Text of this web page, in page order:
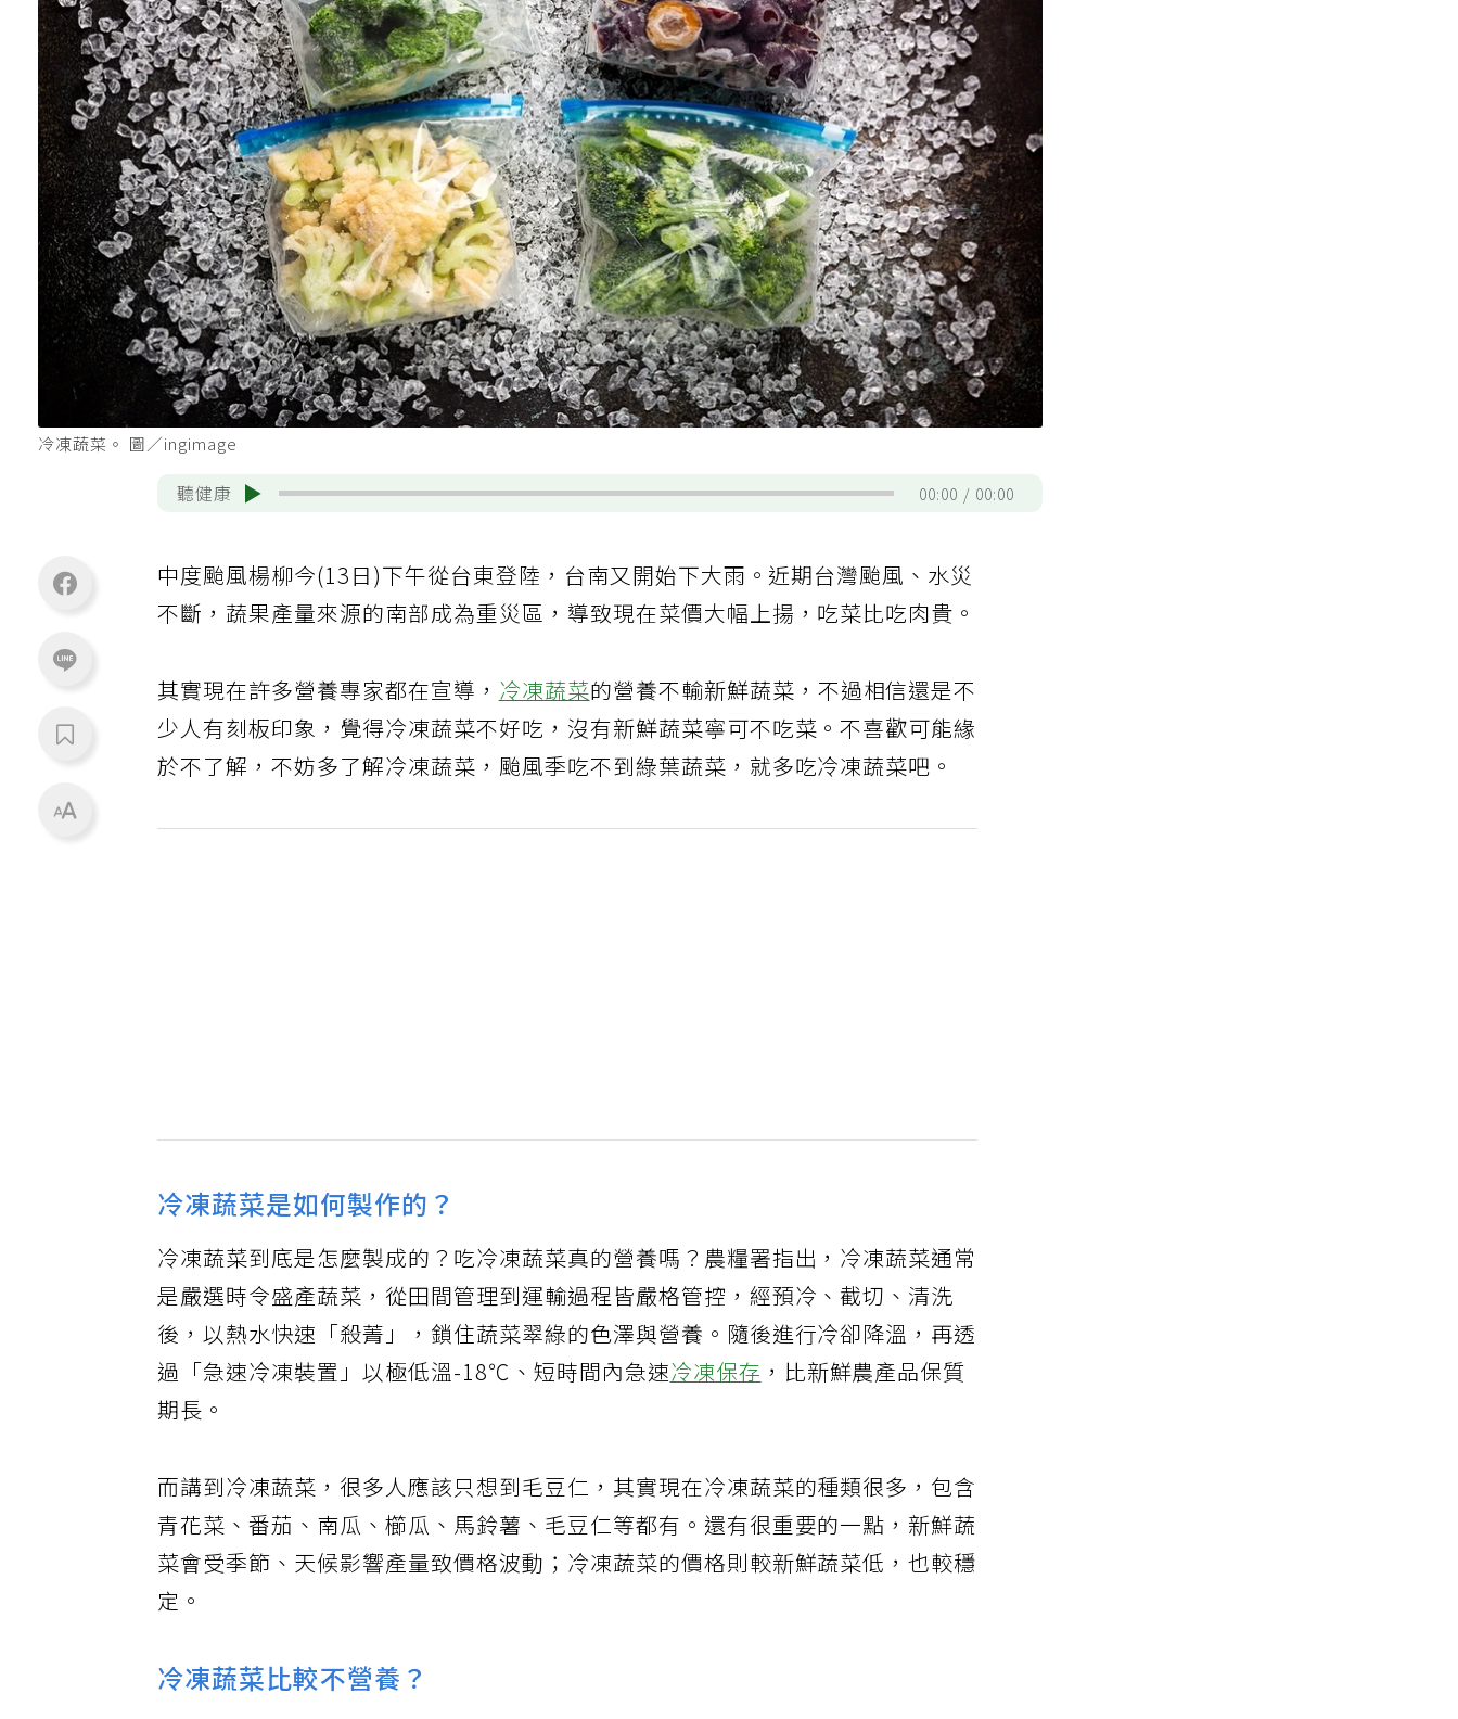
冷凍蔬菜。 圖／ingimage
聽健康 00:00 00:00
中度颱風楊柳今(13日)下午從台東登陸，台南又開始下大雨。近期台灣颱風、水災
不斷，蔬果產量來源的南部成為重災區，導致現在菜價大幅上揚，吃菜比吃肉貴。
其實現在許多營養專家都在宣導，冷凍蔬菜的營養不輸新鮮蔬菜，不過相信還是不
少人有刻板印象，覺得冷凍蔬菜不好吃，沒有新鮮蔬菜寧可不吃菜。不喜歡可能緣
於不了解，不妨多了解冷凍蔬菜，颱風季吃不到綠葉蔬菜，就多吃冷凍蔬菜吧。
冷凍蔬菜是如何製作的？
冷凍蔬菜到底是怎麼製成的？吃冷凍蔬菜真的營養嗎？農糧署指出，冷凍蔬菜通常
是嚴選時令盛產蔬菜，從田間管理到運輸過程皆嚴格管控，經預冷、截切、清洗
後，以熱水快速「殺菁」，鎖住蔬菜翠綠的色澤與營養。隨後進行冷卻降溫，再透
過「急速冷凍裝置」以極低溫-18℃、短時間內急速冷凍保存 ，比新鮮農產品保質
期長。
而講到冷凍蔬菜，很多人應該只想到毛豆仁，其實現在冷凍蔬菜的種類很多，包含
青花菜、番茄、南瓜、櫛瓜、馬鈴薯、毛豆仁等都有。還有很重要的一點，新鮮蔬
菜會受季節、天候影響產量致價格波動；冷凍蔬菜的價格則較新鮮蔬菜低，也較穩
定。
冷凍蔬菜比較不營養？